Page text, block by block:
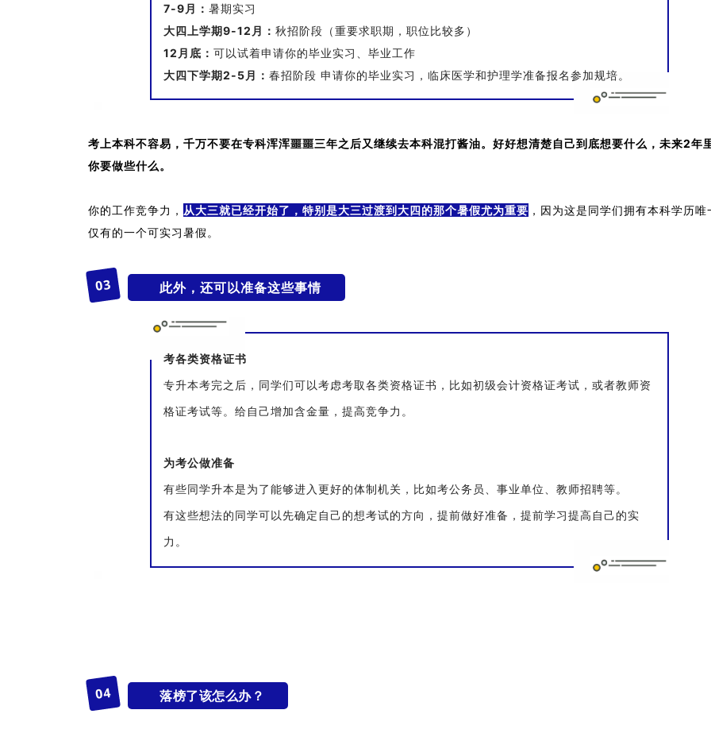
7-9月： 暑期实习
大四上学期9-12月： 秋招阶段（重要求职期，职位比较多）
12月底： 可以试着申请你的毕业实习、毕业工作
大四下学期2-5月： 春招阶段 申请你的毕业实习，临床医学和护理学准备报名参加规培。
考上本科不容易，千万不要在专科浑浑噩噩三年之后又继续去本科混打酱油。好好想清楚自己到底想要什么，未来2年
你要做些什么。
你的工作竞争力， 从大三就已经开始了，特别是大三过渡到大四的那个暑假尤为重要 ，因为这是同学们拥有本科学历唯
仅有的一个可实习暑假。
03 此外，还可以准备这些事情
考各类资格证书
专升本考完之后，同学们可以考虑考取各类资格证书，比如初级会计资格证考试，或者教师资
格证考试等。给自己增加含金量，提高竞争力。
为考公做准备
有些同学升本是为了能够进入更好的体制机关，比如考公务员、事业单位、教师招聘等。
有这些想法的同学可以先确定自己的想考试的方向，提前做好准备，提前学习提高自己的实
力。
04 落榜了该怎么办？